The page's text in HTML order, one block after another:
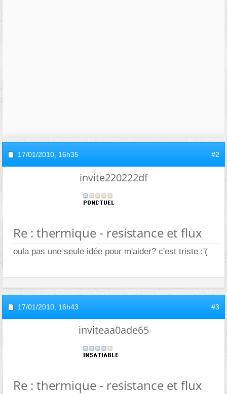
17/01/2010, 16h35 #2
invite220222df
Re : thermique - resistance et flux
oula pas une seule idée pour m'aider? c'est triste :'(
17/01/2010, 16h43 #3
inviteaa0ade65
Re : thermique - resistance et flux